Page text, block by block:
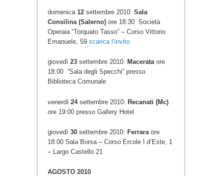
domenica 12settembre 2010: Sala
Consilina (Salerno)ore 18:30 Società
Operaia “Torquato Tasso” – Corso Vittorio
Emanuele, 59 scarica l’invito
giovedì 23settembre 2010: Macerataore
18:00 “Sala degli Specchi” presso
Biblioteca Comunale
venerdì 24settembre 2010: Recanati (Mc)
ore 19:00 presso Gallery Hotel
giovedì 30settembre 2010: Ferraraore
18:00 Sala Borsa – Corso Ercole I d’Este, 1
– Largo Castello 21
AGOSTO 2010